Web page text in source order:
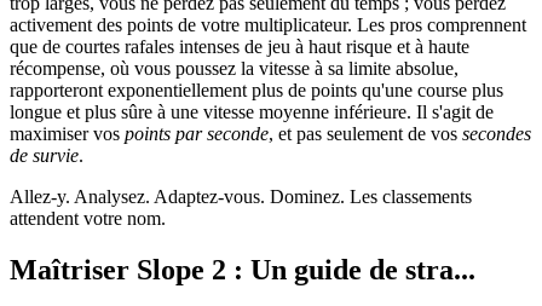
activement des points de votre multiplicateur. Les pros comprennent
que de courtes rafales intenses de jeu à haut risque et à haute
récompense, où vous poussez la vitesse à sa limite absolue,
rapporteront exponentiellement plus de points qu'une course plus
longue et plus sûre à une vitesse moyenne inférieure. Il s'agit de
maximiser vos points par seconde, et pas seulement de vos secondes
de survie.
Allez-y. Analysez. Adaptez-vous. Dominez. Les classements
attendent votre nom.
Maîtriser Slope 2 : Un guide de stra...